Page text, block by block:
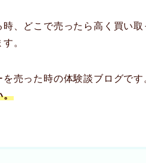
、どこで売ったら高く買い
。
売った時の体験談ブログです
。